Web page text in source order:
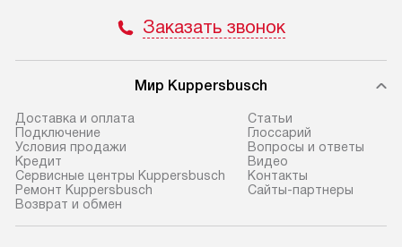
не предусмотрена.
доставки доставит упакованный
Если необходимо переместить
прибор до места установки,
пожалуйста, предварительно
уточните это с менеджером.
Готовые
предполагают,
от категории,
установленной
Заказать звонок
Мир Kuppersbusch
Доставка и оплата
Подключение
Условия продажи
Кредит
Сервисные центры Kuppersbusch
Ремонт Kuppersbusch
Возврат и обмен
Cтатьи
Глоссарий
Вопросы и ответы
Видео
Контакты
Сайты-партнеры